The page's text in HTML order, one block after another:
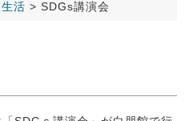
活 > SDGs講演会